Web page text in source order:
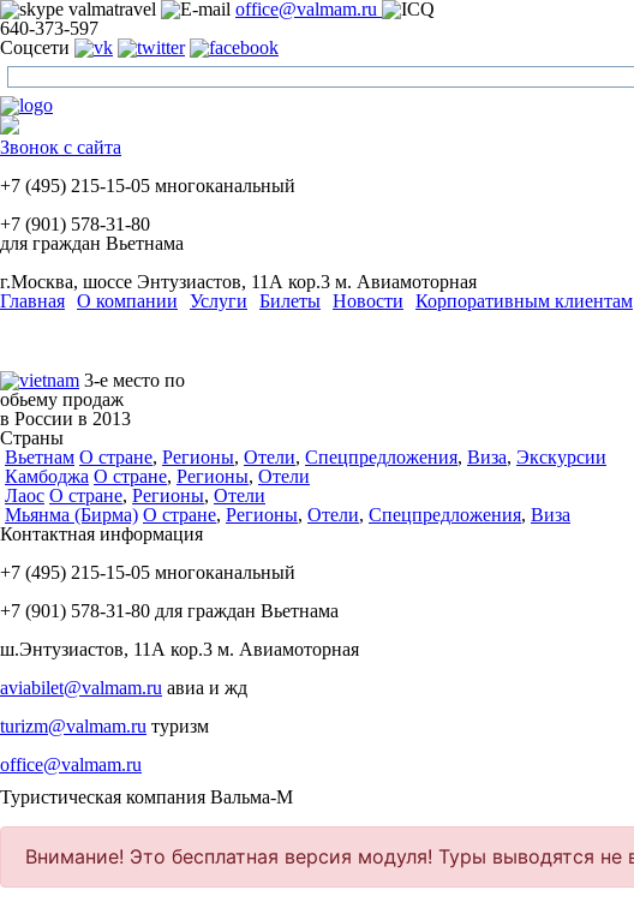
valmatravel
office@valmam.ru
640-373-597
Соцсети
Звонок с сайта
+7 (495) 215-15-05 многоканальный
+7 (901) 578-31-80
для граждан Вьетнама
г.Москва, шоссе Энтузиастов, 11А кор.3 м. Авиамоторная
Главная О компании Услуги Билеты Новости Корпоративным клиентам
3-е место по
обьему продаж
в России в 2013
Страны
Вьетнам О стране, Регионы, Отели, Спецпредложения, Виза, Экскурсии
Камбоджа О стране, Регионы, Отели
Лаос О стране, Регионы, Отели
Мьянма (Бирма) О стране, Регионы, Отели, Спецпредложения, Виза
Контактная информация
+7 (495) 215-15-05 многоканальный
+7 (901) 578-31-80 для граждан Вьетнама
ш.Энтузиастов, 11А кор.3 м. Авиамоторная
aviabilet@valmam.ru авиа и жд
turizm@valmam.ru туризм
office@valmam.ru
Туристическая компания Вальма-М